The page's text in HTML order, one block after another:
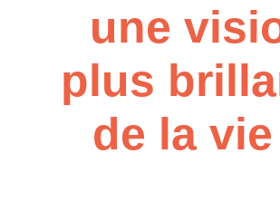
une
plus
de la vie